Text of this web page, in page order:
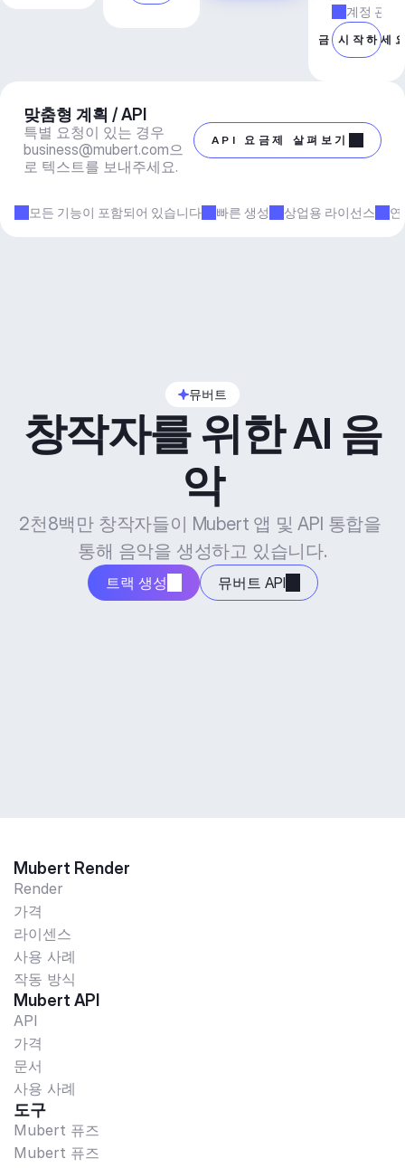
계정 관리
지금 시작하세
맞춤형 계획 / API
business@mubert.com으
로 텍스트를 보내주세요.
API 요금제 살펴보기
모든 기능이 포함되어 있습니다 빠른 생성 상업용 라이선스
뮤버트
창작자를 위한 AI 음
악
2천8백만 창작자들이 Mubert 앱 및 API 통합을
통해 음악을 생성하고 있습니다.
트랙 생성 뮤버트 API
Mubert Render
Render
가격
라이센스
사용 사례
작동 방식
Mubert API
API
가격
문서
사용 사례
도구
Mubert 퓨즈
Mubert 퓨즈